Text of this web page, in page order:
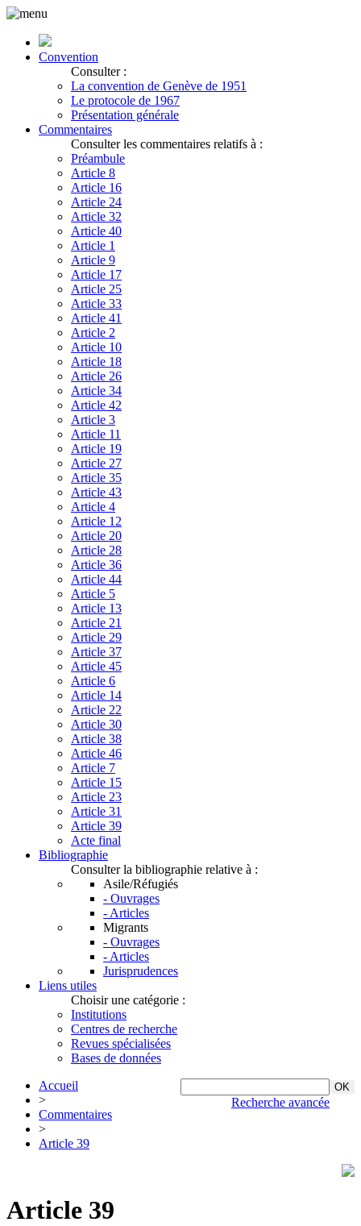
Convention
Consulter :
La convention de Genève de 1951
Le protocole de 1967
Présentation générale
Commentaires
Consulter les commentaires relatifs à :
Préambule
Article 8
Article 16
Article 24
Article 32
Article 40
Article 1
Article 9
Article 17
Article 25
Article 33
Article 41
Article 2
Article 10
Article 18
Article 26
Article 34
Article 42
Article 3
Article 11
Article 19
Article 27
Article 35
Article 43
Article 4
Article 12
Article 20
Article 28
Article 36
Article 44
Article 5
Article 13
Article 21
Article 29
Article 37
Article 45
Article 6
Article 14
Article 22
Article 30
Article 38
Article 46
Article 7
Article 15
Article 23
Article 31
Article 39
Acte final
Bibliographie
Consulter la bibliographie relative à :
Asile/Réfugiés
- Ouvrages
- Articles
Migrants
- Ouvrages
- Articles
Jurisprudences
Liens utiles
Choisir une catégorie :
Institutions
Centres de recherche
Revues spécialisées
Bases de données
Recherche avancée
Accueil
>
Commentaires
>
Article 39
Article 39